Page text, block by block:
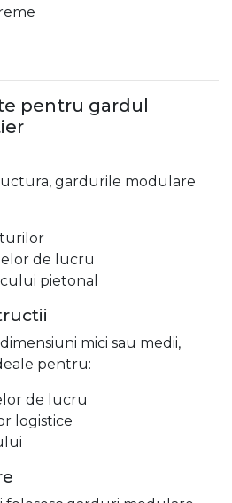
pentru gardul
gardurile modulare
de lucru
pietonal
mici sau medii,
pentru:
de lucru
logistice